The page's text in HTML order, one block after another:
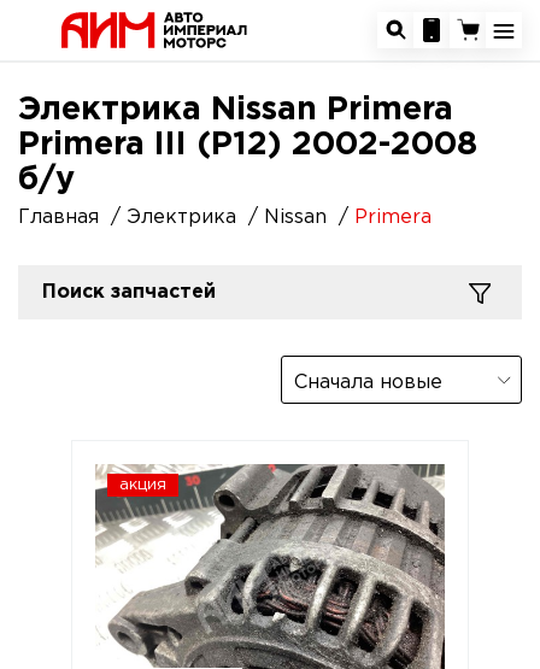
Электрика Nissan Primera
Primera III (P12) 2002-2008
б/у
Главная Электрика Nissan Primera
Поиск запчастей
Сначала новые
акция